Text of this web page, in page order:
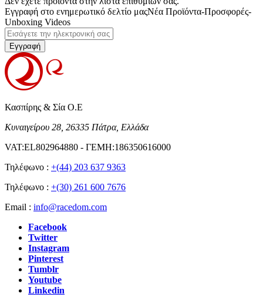
Εγγραφή στο ενημερωτικό δελτίο μαςΝέα Προϊόντα-Προσφορές-
Unboxing Videos
Εγγραφή
Κασπίρης & Σία Ο.Ε
Κυναιγείρου 28, 26335 Πάτρα, Ελλάδα
VAT:EL802964880 - ΓΕΜΗ:186350616000
Τηλέφωνο : +(44) 203 637 9363
Τηλέφωνο : +(30) 261 600 7676
Email : info@racedom.com
Facebook
Twitter
Instagram
Pinterest
Tumblr
Youtube
Linkedin